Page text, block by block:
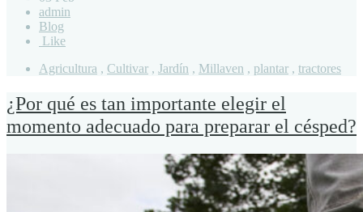
admin
Blog
Like
Agricultura , Cultivar , Jardín , Millaven , plantar , tractores
¿Por qué es tan importante elegir el
momento adecuado para preparar el césped?